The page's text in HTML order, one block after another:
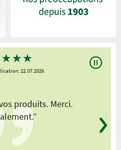
★★★
22.07.2026
produits. Merci.